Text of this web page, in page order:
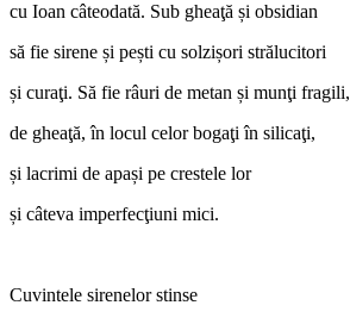
cu Ioan câteodată. Sub gheaţă și obsidian
să fie sirene și pești cu solzișori strălucitori
și curaţi. Să fie râuri de metan și munţi fragili,
de gheaţă, în locul celor bogaţi în silicaţi,
și lacrimi de apași pe crestele lor
și câteva imperfecţiuni mici.
Cuvintele sirenelor stinse